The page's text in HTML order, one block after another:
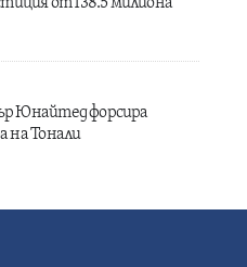
Юнайтед форсира
на Тонали